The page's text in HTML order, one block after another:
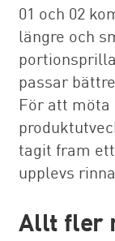
01 och 02
längre och
passar
För att möta
tagit fram
upplevs
Allt fler